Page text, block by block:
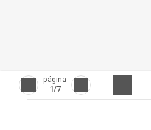
página
1/7